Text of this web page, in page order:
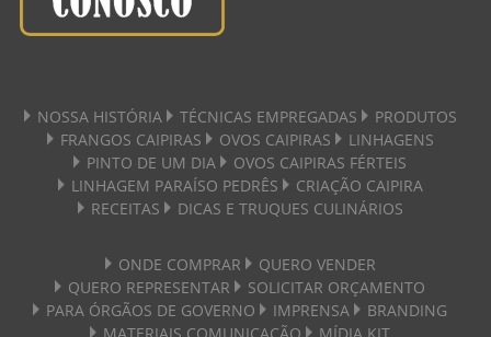
NOSSA HISTÓRIA TÉCNICAS EMPREGADAS
PRODUTOS
FRANGOS CAIPIRAS
OVOS CAIPIRAS
LINHAGENS
PINTO DE UM DIA
OVOS CAIPIRAS FÉRTEIS
LINHAGEM PARAÍSO PEDRÊS
CRIAÇÃO CAIPIRA
RECEITAS
DICAS E TRUQUES CULINÁRIOS
ONDE COMPRAR
QUERO VENDER
QUERO REPRESENTAR
SOLICITAR ORÇAMENTO
PARA ÓRGÃOS DE GOVERNO
IMPRENSA
BRANDING